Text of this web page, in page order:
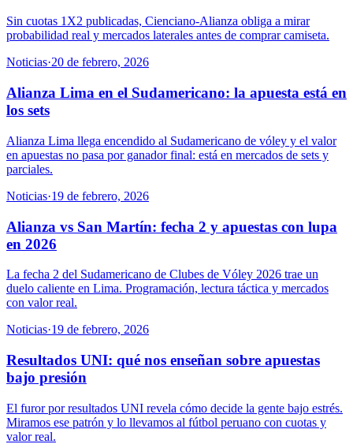
Sin cuotas 1X2 publicadas, Cienciano-Alianza obliga a mirar
probabilidad real y mercados laterales antes de comprar camiseta.
Noticias·20 de febrero, 2026
Alianza Lima en el Sudamericano: la apuesta está en
los sets
Alianza Lima llega encendido al Sudamericano de vóley y el valor
en apuestas no pasa por ganador final: está en mercados de sets y
parciales.
Noticias·19 de febrero, 2026
Alianza vs San Martín: fecha 2 y apuestas con lupa
en 2026
La fecha 2 del Sudamericano de Clubes de Vóley 2026 trae un
duelo caliente en Lima. Programación, lectura táctica y mercados
con valor real.
Noticias·19 de febrero, 2026
Resultados UNI: qué nos enseñan sobre apuestas
bajo presión
El furor por resultados UNI revela cómo decide la gente bajo estrés.
Miramos ese patrón y lo llevamos al fútbol peruano con cuotas y
valor real.